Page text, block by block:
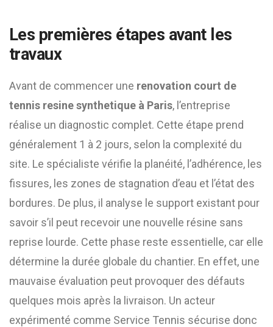
Les premières étapes avant les
travaux
Avant de commencer une renovation court de
tennis resine synthetique à Paris, l’entreprise
réalise un diagnostic complet. Cette étape prend
généralement 1 à 2 jours, selon la complexité du
site. Le spécialiste vérifie la planéité, l’adhérence, les
fissures, les zones de stagnation d’eau et l’état des
bordures. De plus, il analyse le support existant pour
savoir s’il peut recevoir une nouvelle résine sans
reprise lourde. Cette phase reste essentielle, car elle
détermine la durée globale du chantier. En effet, une
mauvaise évaluation peut provoquer des défauts
quelques mois après la livraison. Un acteur
expérimenté comme Service Tennis sécurise donc